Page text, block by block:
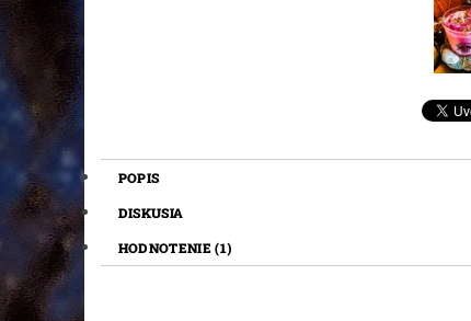
POPIS
DISKUSIA
HODNOTENIE (1)